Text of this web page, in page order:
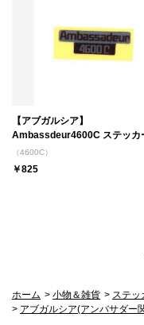
【アブガルシア】
Ambassdeur4600C ステッカ
（4600C）
￥825
ホーム > 小物＆雑貨 > ステッ
> アブガルシア(アンバサダー